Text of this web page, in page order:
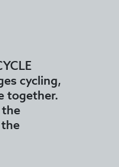
cycling,
together.
the